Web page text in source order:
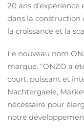
20 ans
dans la construction
la croissance et la
Le nouveau nom
marque. “ONZO a
court, puissant et
Nachtergaele,
nécessaire pour
notre